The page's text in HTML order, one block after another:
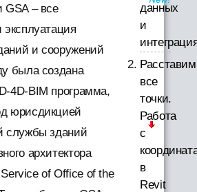
GSA – все
эксплуатация
и сооружений
была создана
4D-BIM программа,
юрисдикцией
службы зданий
архитектора
of Office of the
данных
и
Расставим
все
точки.
Работа
с
в
Revit